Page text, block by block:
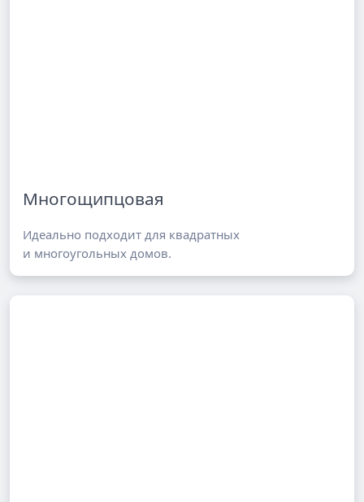
Многощипцовая
Идеально подходит для квадратных
и многоугольных домов.